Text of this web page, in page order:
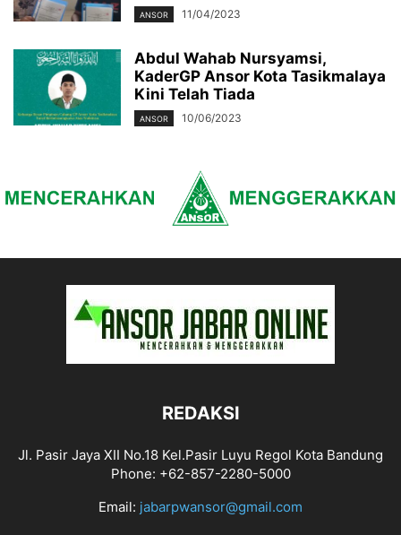
ANSOR 11/04/2023
Abdul Wahab Nursyamsi,
KaderGP Ansor Kota Tasikmalaya
Kini Telah Tiada
ANSOR 10/06/2023
REDAKSI
Jl. Pasir Jaya XII No.18 Kel.Pasir Luyu Regol Kota Bandung
Phone: +62-857-2280-5000
Email: jabarpwansor@gmail.com